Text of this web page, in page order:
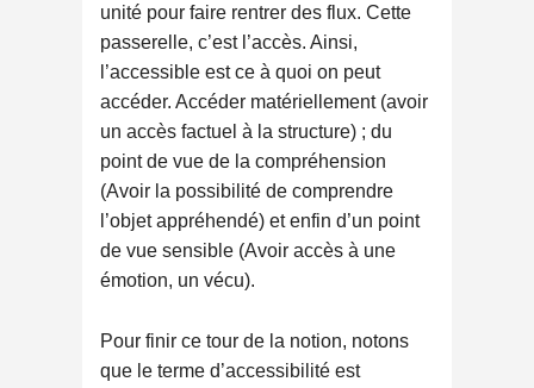
unité pour faire rentrer des flux. Cette
passerelle, c’est l’accès. Ainsi,
l’accessible est ce à quoi on peut
accéder. Accéder matériellement (avoir
un accès factuel à la structure) ; du
point de vue de la compréhension
(Avoir la possibilité de comprendre
l’objet appréhendé) et enfin d’un point
de vue sensible (Avoir accès à une
émotion, un vécu).
Pour finir ce tour de la notion, notons
que le terme d’accessibilité est